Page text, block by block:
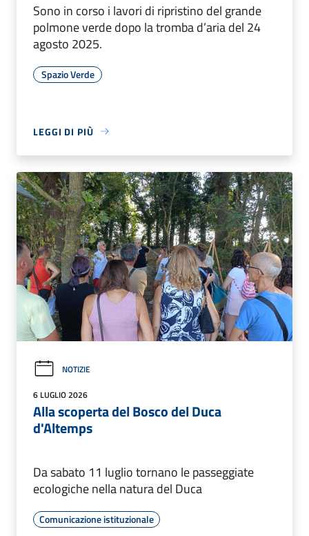
Sono in corso i lavori di ripristino del grande
polmone verde dopo la tromba d’aria del 24
agosto 2025.
Spazio Verde
LEGGI DI PIÙ
NOTIZIE
6 LUGLIO 2026
Alla scoperta del Bosco del Duca
d'Altemps
Da sabato 11 luglio tornano le passeggiate
ecologiche nella natura del Duca
Comunicazione istituzionale